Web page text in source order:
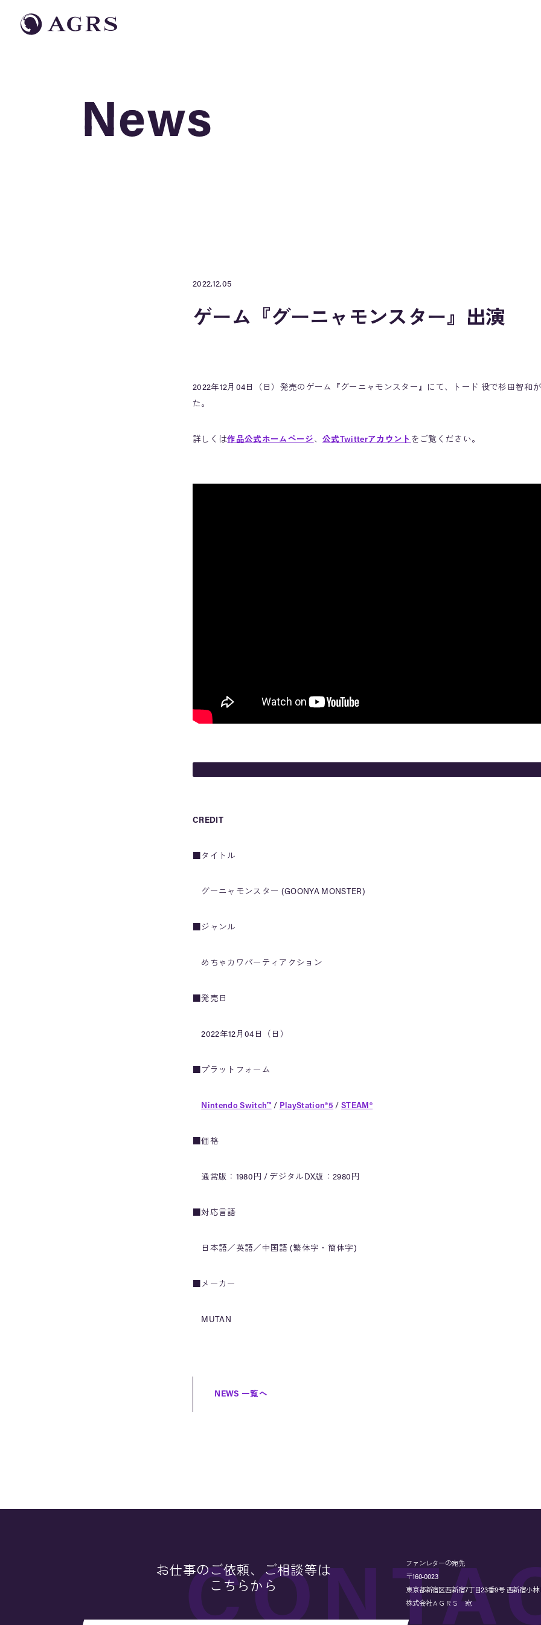
News
News
2022.12.05
ゲーム『グーニャモンスター』出演
2022年12月04日（日）発売のゲーム『グーニャモンスター』にて、トード 役で杉田智和
た。
詳しくは作品公式ホームページ 、公式Twitterアカウント をご覧ください。
CREDIT
■タイトル
グーニャモンスター (GOONYA MONSTER)
■ジャンル
めちゃカワパーティアクション
■発売日
2022年12月04日（日）
■プラットフォーム
Nintendo Switch™ / PlayStation®5 /STEAM®
■価格
通常版：1980円 / デジタルDX版：2980円
■対応言語
日本語／英語／中国語 (繁体字・簡体字)
■メーカー
MUTAN
NEWS 一覧へ
お仕事のご依頼、ご相談等は
こちらから
ファンレターの宛先
〒160-0023
東京都新宿区西新宿7丁目23番9号 西新宿小林
株式会社ＡＧＲＳ 宛